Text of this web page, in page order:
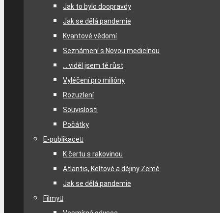
Jak to bylo doopravdy
Jak se dělá pandemie
Kvantové vědomí
Seznámení s Novou medicínou
… viděl jsem tě růst
Vyléčení pro milióny
Rozuzlení
Souvislosti
Počátky
E-publikace
K čertu s rakovinou
Atlantis, Keltové a dějiny Země
Jak se dělá pandemie
Filmy